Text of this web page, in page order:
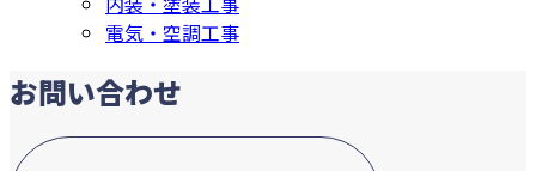
電気・空調工事
お問い合わせ